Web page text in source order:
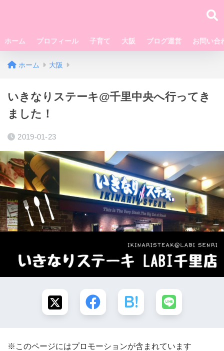
ホーム プロフィール 子育て 大阪 ブログ運営 お問い合
ホーム 大阪
いきなりステーキ@千里中央へ行ってき
ました！
2019-01-23
※このページにはプロモーションが含まれています